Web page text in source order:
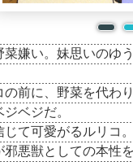
嫌い。妹思いのゆ
前に、野菜を代わ
ベジだ。
て可愛がるルリコ
悪獣としての本性